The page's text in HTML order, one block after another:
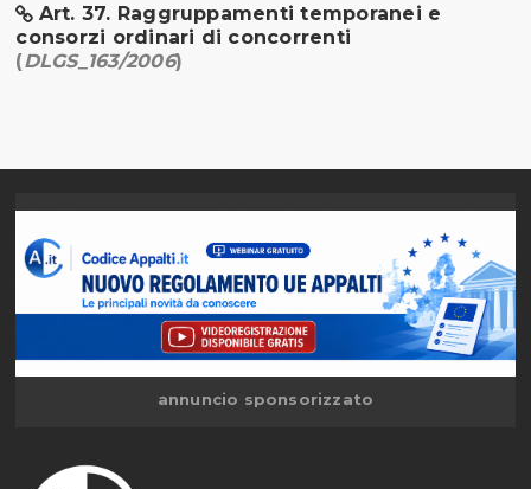
Art. 37. Raggruppamenti temporanei e
consorzi ordinari di concorrenti
(DLGS_163/2006)
annuncio sponsorizzato